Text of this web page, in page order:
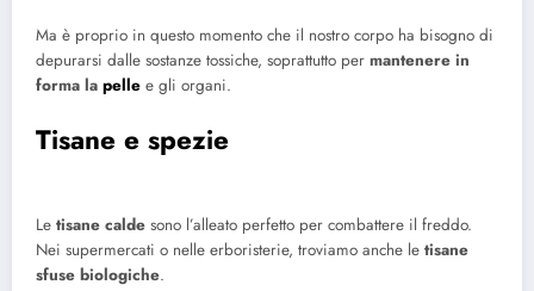
Ma è proprio in questo momento che il nostro corpo ha bisogno di
depurarsi dalle sostanze tossiche, soprattutto per mantenere in
forma la pelle e gli organi.
Tisane e spezie
Le tisane calde sono l’alleato perfetto per combattere il freddo.
Nei supermercati o nelle erboristerie, troviamo anche le tisane
sfuse biologiche.